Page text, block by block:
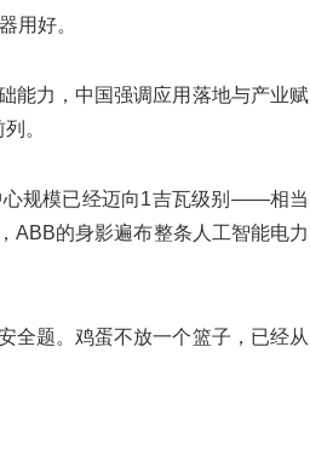
用好。
能力，中国强调应用落地与产业赋
。
心规模已经迈向1吉瓦级别——相当
ABB的身影遍布整条人工智能电力
全题。鸡蛋不放一个篮子，已经从